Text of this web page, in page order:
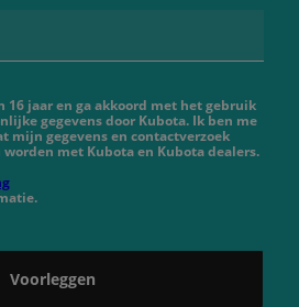
16 jaar en ga akkoord met het gebruik
gegevens door Kubota. Ik ben me
mijn gegevens en contactverzoek
met Kubota en Kubota dealers.
Voorleggen